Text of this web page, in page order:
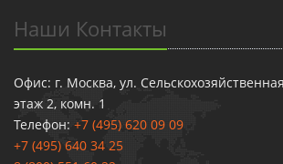
Наши Контакты
Офис: г. Москва, ул.
этаж 2, комн. 1
Телефон: +7 (495) 620 09 09
+7 (495) 640 34 25